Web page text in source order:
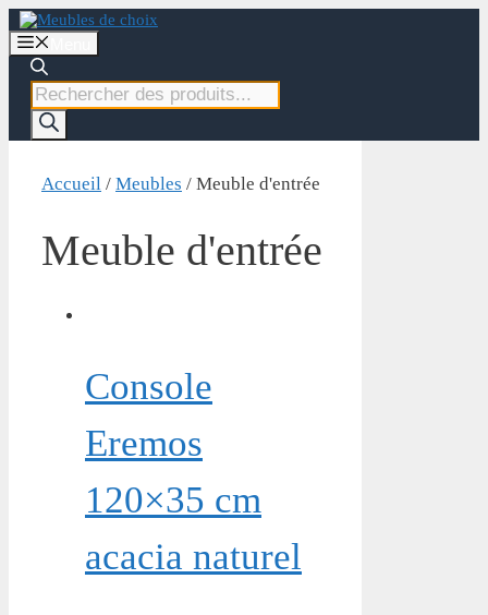
Aller
au
contenu
Recherche
de
produits
Accueil / Meubles / Meuble d'entrée
Meuble d'entrée
Console
Eremos
120×35 cm
acacia naturel